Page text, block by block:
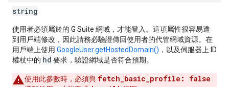
string
使用者必須屬於的 G Suite 網域，才能登入。這項屬性很容易遭
到用戶端修改，因此請務必驗證傳回使用者的代管網域資源。在
用戶端上使用 GoogleUser.getHostedDomain() ，以及伺服器上 ID
權杖中的 hd 要求，驗證網域是否符合預期。
使用此參數時，必須與 fetch_basic_profile: false